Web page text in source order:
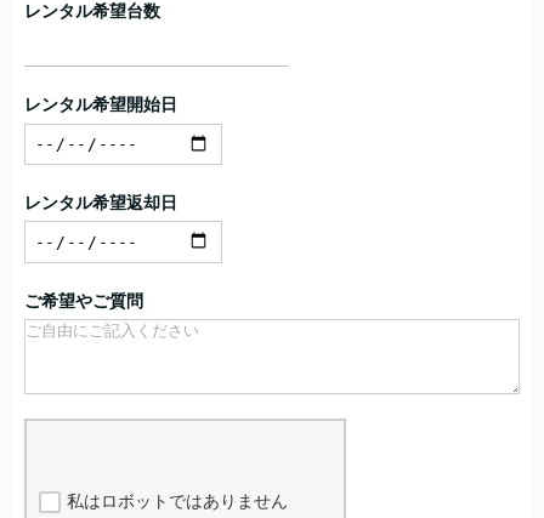
レンタル希望台数
レンタル希望開始日
レンタル希望返却日
ご希望やご質問
私はロボットではありません